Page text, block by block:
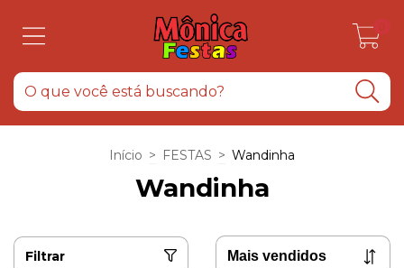
Início > FESTAS > Wandinha
Wandinha
Filtrar